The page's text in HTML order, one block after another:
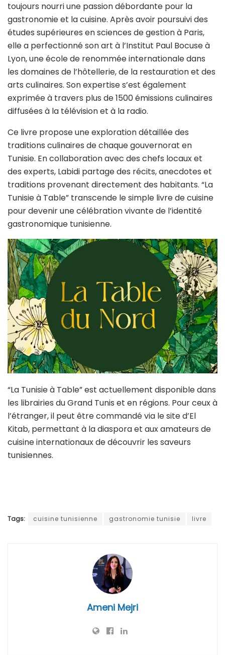
toujours nourri une passion débordante pour la
gastronomie et la cuisine. Après avoir poursuivi des
études supérieures en sciences de gestion à Paris,
elle a perfectionné son art à l’Institut Paul Bocuse à
Lyon, une école de renommée internationale dans
les domaines de l’hôtellerie, de la restauration et des
arts culinaires. Son expertise s’est également
exprimée à travers plus de 1500 émissions culinaires
diffusées à la télévision et à la radio.
Ce livre propose une exploration détaillée des
traditions culinaires de chaque gouvernorat en
Tunisie. En collaboration avec des chefs locaux et
des experts, Labidi partage des récits, anecdotes et
traditions provenant directement des habitants. “La
Tunisie à Table” transcende le simple livre de cuisine
pour devenir une célébration vivante de l’identité
gastronomique tunisienne.
“La Tunisie à Table” est actuellement disponible dans
les librairies du Grand Tunis et en régions. Pour ceux à
l’étranger, il peut être commandé via le site d’El
Kitab, permettant à la diaspora et aux amateurs de
cuisine internationaux de découvrir les saveurs
tunisiennes.
Tags: cuisine tunisienne gastronomie tunisie livre
Ameni Mejri